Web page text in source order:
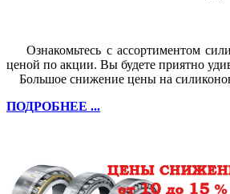
Ознакомьтесь с ассортиментом
ценой по акции. Вы будете приятно
Большое снижение цены на
ПОДРОБНЕЕ ...